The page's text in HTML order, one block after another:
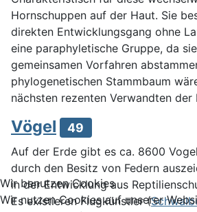
Hornschuppen auf der Haut. Sie
direkten Entwicklungsgang ohne
eine paraphyletische Gruppe, da
gemeinsamen Vorfahren
phylogenetischen Stammbaum
nächsten rezenten Verwandten der
Vögel 49
Auf der Erde gibt es ca. 8600
durch den Besitz von Federn
in der Entwicklung aus
Es existieren Flugkünstler (
Wir benutzen Cookies
Wir nutzen Cookies auf unserer